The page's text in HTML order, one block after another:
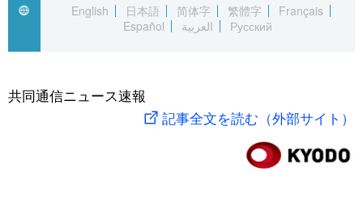
العربية
社会
旅と暮らし
文化
科学・技術
暮らし
お知らせ
English
日本語 简体字 繁體字
Français
Español
العربية Русский
共同通信ニュース速報
記事全文を読む（外部サイト）